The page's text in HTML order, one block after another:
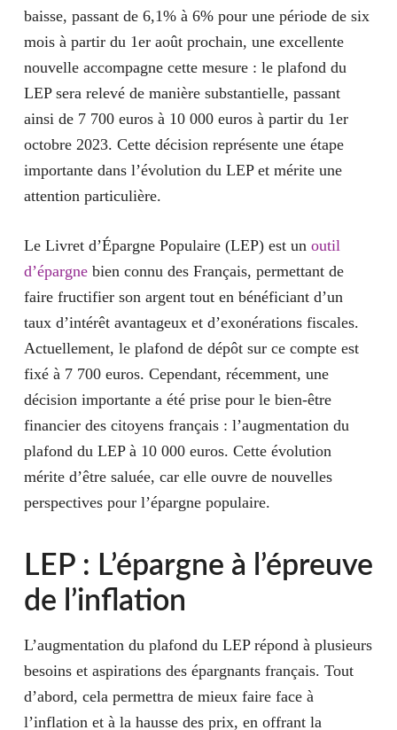
baisse, passant de 6,1% à 6%pour une période de six
mois à partir du 1er août prochain, une excellente
nouvelle accompagne cette mesure : le plafond du
LEP sera relevé de manière substantielle, passant
ainsi de 7 700 euros à 10 000 euros à partir du 1er
octobre 2023. Cette décision représente une étape
importante dans l’évolution du LEP et mérite une
attention particulière.
Le Livret d’Épargne Populaire (LEP) est un outil
d’épargnebien connu des Français, permettant de
faire fructifier son argent tout en bénéficiant d’un
taux d’intérêt avantageux et d’exonérations fiscales.
Actuellement, le plafond de dépôt sur ce compte est
fixé à 7 700 euros. Cependant, récemment, une
décision importante a été prise pour le bien-être
financier des citoyens français : l’augmentation du
plafond du LEP à 10 000 euros. Cette évolution
mérite d’être saluée, car elle ouvre de nouvelles
perspectives pour l’épargne populaire.
LEP : L’épargne à l’épreuve
de l’inflation
L’augmentation du plafond du LEP répond à plusieurs
besoins et aspirations des épargnants français. Tout
d’abord, cela permettra de mieux faire face à
l’inflation et à la hausse des prix, en offrant la